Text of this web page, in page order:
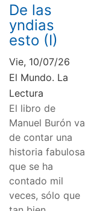
De las
yndias
esto (I)
Vie, 10/07/26
El Mundo. La
Lectura
El libro de
Manuel Burón va
de contar una
historia fabulosa
que se ha
contado mil
veces, sólo que